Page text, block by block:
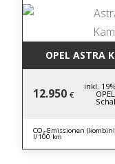
OPEL ASTRA
12.950 €
inkl.
CO₂-Emissionen
l/100 km